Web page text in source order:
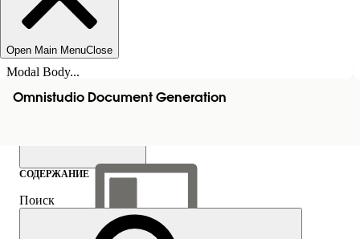
Open Main MenuClose
Modal Body...
Omnistudio Document Generation
СОДЕРЖАНИЕ
Поиск